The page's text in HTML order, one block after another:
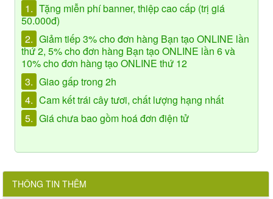
1. Tặng miễn phí banner, thiệp cao cấp (trị giá
50.000đ)
2. Giảm tiếp 3% cho đơn hàng Bạn tạo ONLINE lần
thứ 2, 5% cho đơn hàng Bạn tạo ONLINE lần 6 và
10% cho đơn hàng tạo ONLINE thứ 12
3. Giao gấp trong 2h
4. Cam kết trái cây tươi, chất lượng hạng nhất
5. Giá chưa bao gồm hoá đơn điện tử
THÔNG TIN THÊM